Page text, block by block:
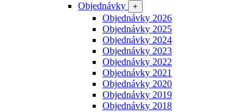
Objednávky
+
Objednávky 2026
Objednávky 2025
Objednávky 2024
Objednávky 2023
Objednávky 2022
Objednávky 2021
Objednávky 2020
Objednávky 2019
Objednávky 2018